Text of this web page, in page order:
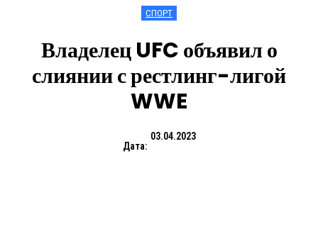
СПОРТ
Владелец UFC объявил о
слиянии с рестлинг-лигой
WWE
Дата:
03.04.2023